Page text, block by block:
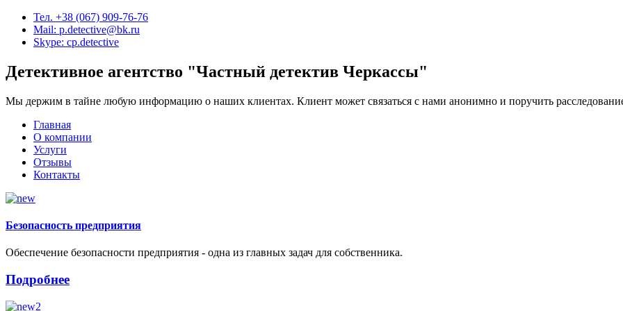
Тел. +38 (067) 909-76-76
Mail: p.detective@bk.ru
Skype: cp.detective
Детективное агентство "Частный детектив Черкассы"
Мы держим в тайне любую информацию о наших клиентах. Клиент может связаться с нами анонимно и поручить
Главная
О компании
Услуги
Отзывы
Контакты
Безопасность предприятия
Обеспечение безопасности предприятия - одна из главных задач для собственника.
Подробнее